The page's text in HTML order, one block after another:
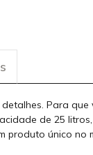
Para
de 25
produto único